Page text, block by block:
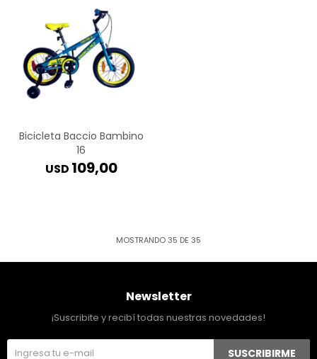
Bicicleta Baccio Bambino
16
USD 109,00
MOSTRANDO35 DE 35
Newsletter
¡Suscribite y recibí todas nuestras novedades!
SUSCRIBIRME